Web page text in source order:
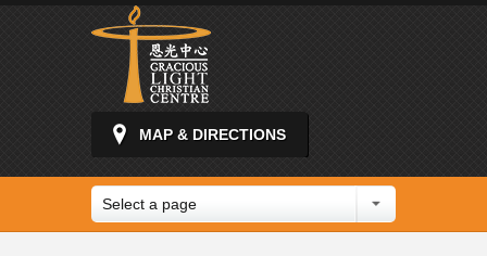
MAP & DIRECTIONS
Select a page